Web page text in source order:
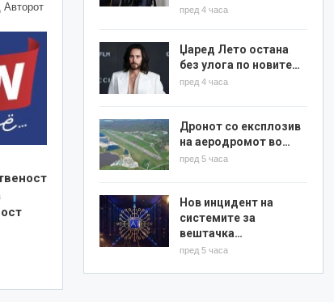
пред 4 часа
Џаред Лето остана
без улога по новите…
пред 4 часа
Дронот со експлозив
на аеродромот во…
пред 5 часа
Нов инцидент на
системите за
вештачка…
пред 5 часа